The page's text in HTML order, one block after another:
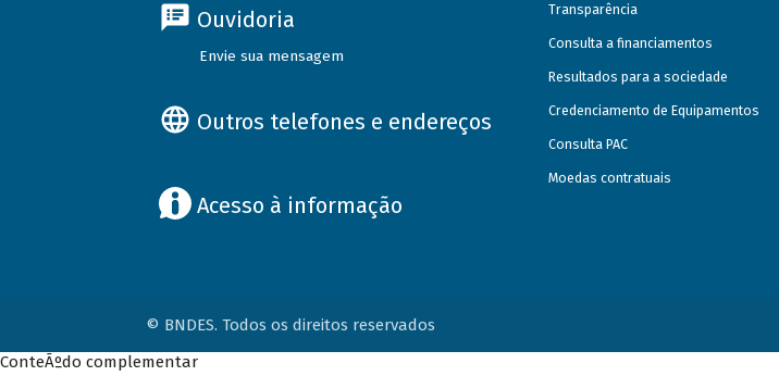
Ouvidoria
Envie sua mensagem
Outros telefones e endereços
Acesso à informação
Transparência
Consulta a financiamentos
Resultados para a sociedade
Credenciamento de Equipamentos
Consulta PAC
Moedas contratuais
© BNDES. Todos os direitos reservados
ConteÃºdo complementar